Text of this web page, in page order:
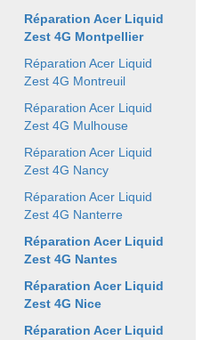
Réparation Acer Liquid
Zest 4G Montpellier
Réparation Acer Liquid
Zest 4G Montreuil
Réparation Acer Liquid
Zest 4G Mulhouse
Réparation Acer Liquid
Zest 4G Nancy
Réparation Acer Liquid
Zest 4G Nanterre
Réparation Acer Liquid
Zest 4G Nantes
Réparation Acer Liquid
Zest 4G Nice
Réparation Acer Liquid